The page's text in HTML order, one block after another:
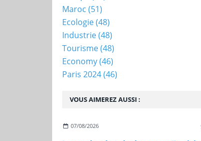
VOUS AIMEREZ AUSSI :
07/08/2026
Maroc (51)
Ecologie(48)
Industrie(48)
Tourisme(48)
Economy(46)
Paris 2024(46)